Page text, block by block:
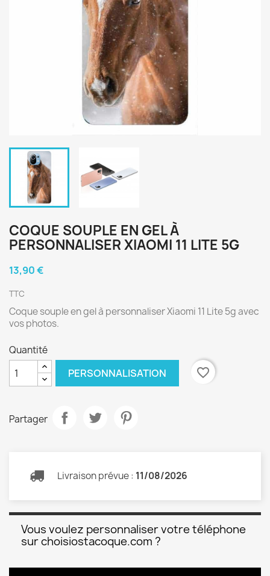
COQUE SOUPLE EN GEL À
PERSONNALISER XIAOMI 11 LITE 5G
13,90 €
TTC
Coque souple en gel à personnaliser Xiaomi 11 Lite 5g avec
vos photos.
Quantité
PERSONNALISATION favorite_border
Partager
Livraison prévue : 11/08/2026
Vous voulez personnaliser votre téléphone
sur choisiostacoque.com ?